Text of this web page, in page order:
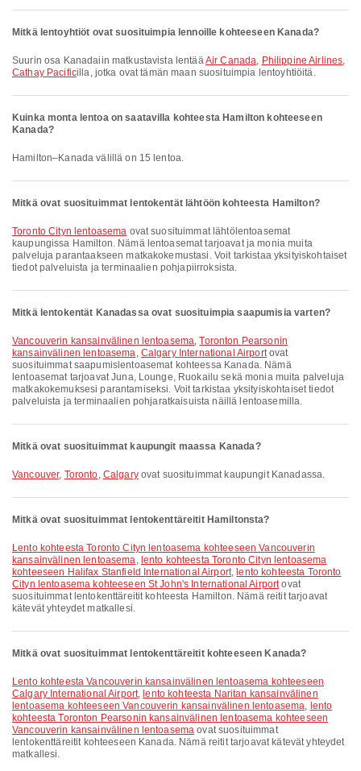
Mitkä lentoyhtiöt ovat suosituimpia lennoille kohteeseen Kanada?
Suurin osa Kanadaiin matkustavista lentääAir Canada, Philippine Airlines,
Cathay Pacificilla, jotka ovat tämän maan suosituimpia lentoyhtiöitä.
Kuinka monta lentoa on saatavilla kohteesta Hamilton kohteeseen
Kanada?
Hamilton–Kanada välillä on 15 lentoa.
Mitkä ovat suosituimmat lentokentät lähtöön kohteesta Hamilton?
Toronto Cityn lentoasema ovat suosituimmat lähtölentoasemat
kaupungissa Hamilton. Nämä lentoasemat tarjoavat ja monia muita
palveluja parantaakseen matkakokemustasi. Voit tarkistaa yksityiskohtaiset
tiedot palveluista ja terminaalien pohjapiirroksista.
Mitkä lentokentät Kanadassa ovat suosituimpia saapumisia varten?
Vancouverin kansainvälinen lentoasema,Toronton Pearsonin
kansainvälinen lentoasema, Calgary International Airportovat
suosituimmat saapumislentoasemat kohteessa Kanada. Nämä
lentoasemat tarjoavat Juna, Lounge, Ruokailu sekä monia muita palveluja
matkakokemuksesi parantamiseksi. Voit tarkistaa yksityiskohtaiset tiedot
palveluista ja terminaalien pohjaratkaisuista näillä lentoasemilla.
Mitkä ovat suosituimmat kaupungit maassa Kanada?
Vancouver, Toronto, Calgaryovat suosituimmat kaupungit Kanadassa.
Mitkä ovat suosituimmat lentokenttäreitit Hamiltonsta?
lento kohteesta Toronto Cityn lentoasema kohteeseen Vancouverin
kansainvälinen lentoasema, lento kohteesta Toronto Cityn lentoasema
kohteeseen Halifax Stanfield International Airport, lento kohteesta Toronto
Cityn lentoasema kohteeseen St John's International Airportovat
suosituimmat lentokenttäreitit kohteesta Hamilton. Nämä reitit tarjoavat
kätevät yhteydet matkallesi.
Mitkä ovat suosituimmat lentokenttäreitit kohteeseen Kanada?
lento kohteesta Vancouverin kansainvälinen lentoasema kohteeseen
Calgary International Airport, lento kohteesta Naritan kansainvälinen
lentoasema kohteeseen Vancouverin kansainvälinen lentoasema, lento
kohteesta Toronton Pearsonin kansainvälinen lentoasema kohteeseen
Vancouverin kansainvälinen lentoasema ovat suosituimmat
lentokenttäreitit kohteeseen Kanada. Nämä reitit tarjoavat kätevät yhteydet
matkallesi.